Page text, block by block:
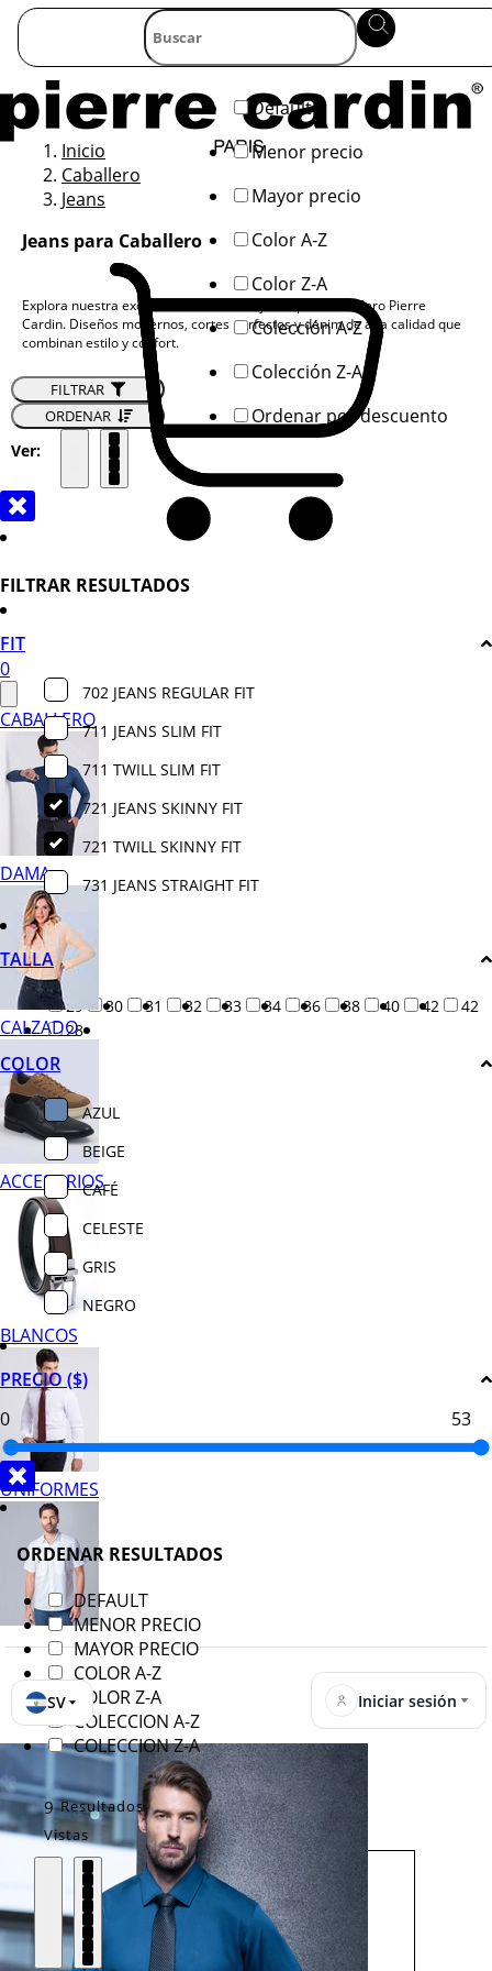
0
CABALLERO
DAMA
CALZADO
ACCESORIOS
BLANCOS
UNIFORMES
SV Iniciar sesión
Inicio
Caballero
Jeans
Jeans para Caballero
Explora nuestra exclusiva colección de jeans para caballero Pierre
Cardin. Diseños modernos, cortes perfectos y denim de alta calidad que
combinan estilo y confort.
FILTRAR
ORDENAR
Ver:
FILTRAR RESULTADOS
FIT
702 JEANS REGULAR FIT
711 JEANS SLIM FIT
711 TWILL SLIM FIT
721 JEANS SKINNY FIT
721 TWILL SKINNY FIT
731 JEANS STRAIGHT FIT
TALLA
29 30 31 32 33 34 36 38 40 42
42
28
COLOR
AZUL
BEIGE
CAFÉ
CELESTE
GRIS
NEGRO
PRECIO ($)
ORDENAR RESULTADOS
DEFAULT
MENOR PRECIO
MAYOR PRECIO
COLOR A-Z
COLOR Z-A
COLECCION A-Z
COLECCION Z-A
9Resultados
Vistas
Default
Menor precio
Mayor precio
Color A-Z
Color Z-A
Colección A-Z
Colección Z-A
Ordenar por descuento